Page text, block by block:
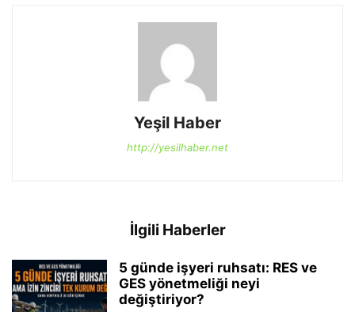
Yeşil Haber
http://yesilhaber.net
İlgili Haberler
5 günde işyeri ruhsatı: RES ve
GES yönetmeliği neyi
değiştiriyor?